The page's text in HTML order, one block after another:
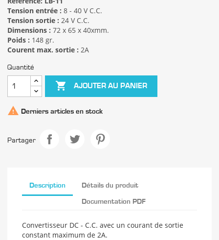
Tension entrée : 8 - 40 V C.C.
Tension sortie : 24 V C.C.
Dimensions : 72 x 65 x 40xmm.
Poids : 148 gr.
Courent max. sortie : 2A
Quantité
 AJOUTER AU PANIER
 Derniers articles en stock
Partager
Description Détails du produit
Documentation PDF
Convertisseur DC - C.C. avec un courant de sortie
constant maximum de 2A.